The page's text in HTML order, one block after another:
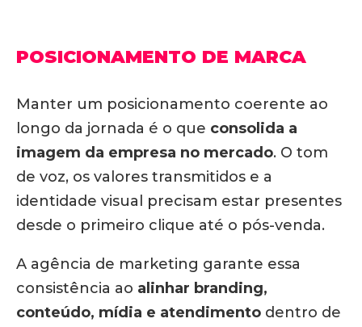
POSICIONAMENTO DE MARCA
Manter um posicionamento coerente ao
longo da jornada é o que consolida a
imagem da empresa no mercado. O tom
de voz, os valores transmitidos e a
identidade visual precisam estar presentes
desde o primeiro clique até o pós-venda.
A agência de marketing garante essa
consistência ao alinhar branding,
conteúdo, mídia e atendimento dentro de